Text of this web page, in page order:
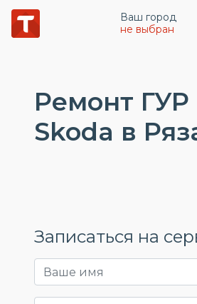
Ваш город
не выбран
Ремонт
Skoda в
Записаться на